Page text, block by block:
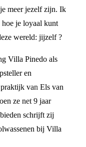
meer jezelf zijn. Ik
hoe je loyaal kunt
wereld: jijzelf ?
Villa Pinedo als
en
van Els van
ze net 9 jaar
schrijft zij
bij Villa